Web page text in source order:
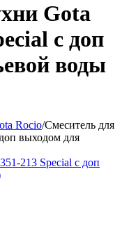
Gota
с доп
воды
Rocio/Смеситель для
выходом для